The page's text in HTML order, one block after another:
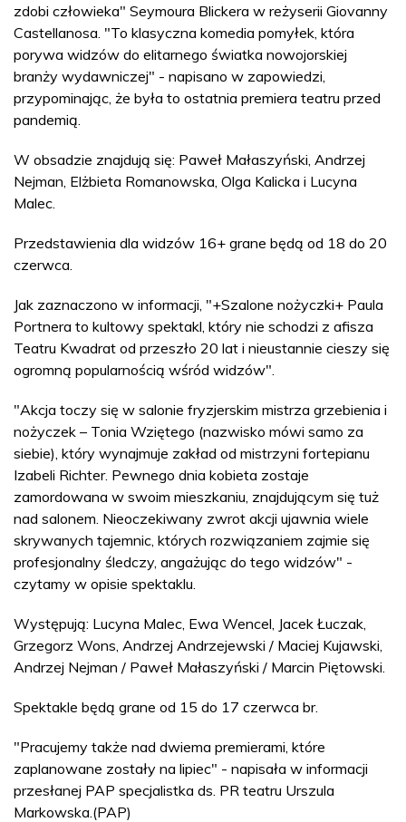
zdobi człowieka" Seymoura Blickera w reżyserii Giovanny
Castellanosa. "To klasyczna komedia pomyłek, która
porywa widzów do elitarnego światka nowojorskiej
branży wydawniczej" - napisano w zapowiedzi,
przypominając, że była to ostatnia premiera teatru przed
pandemią.
W obsadzie znajdują się: Paweł Małaszyński, Andrzej
Nejman, Elżbieta Romanowska, Olga Kalicka i Lucyna
Malec.
Przedstawienia dla widzów 16+ grane będą od 18 do 20
czerwca.
Jak zaznaczono w informacji, "+Szalone nożyczki+ Paula
Portnera to kultowy spektakl, który nie schodzi z afisza
Teatru Kwadrat od przeszło 20 lat i nieustannie cieszy się
ogromną popularnością wśród widzów".
"Akcja toczy się w salonie fryzjerskim mistrza grzebienia i
nożyczek – Tonia Wziętego (nazwisko mówi samo za
siebie), który wynajmuje zakład od mistrzyni fortepianu
Izabeli Richter. Pewnego dnia kobieta zostaje
zamordowana w swoim mieszkaniu, znajdującym się tuż
nad salonem. Nieoczekiwany zwrot akcji ujawnia wiele
skrywanych tajemnic, których rozwiązaniem zajmie się
profesjonalny śledczy, angażując do tego widzów" -
czytamy w opisie spektaklu.
Występują: Lucyna Malec, Ewa Wencel, Jacek Łuczak,
Grzegorz Wons, Andrzej Andrzejewski / Maciej Kujawski,
Andrzej Nejman / Paweł Małaszyński / Marcin Piętowski.
Spektakle będą grane od 15 do 17 czerwca br.
"Pracujemy także nad dwiema premierami, które
zaplanowane zostały na lipiec" - napisała w informacji
przesłanej PAP specjalistka ds. PR teatru Urszula
Markowska.(PAP)